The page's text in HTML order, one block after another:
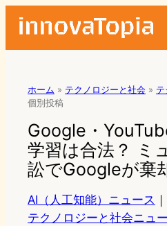
ホーム » テクノロジーと社会 »
個別投稿
Google・
学習は合法？ ミ
訟でGoogleが棄
AI（人工知能）ニュース ｜
テクノロジーと社会ニュ